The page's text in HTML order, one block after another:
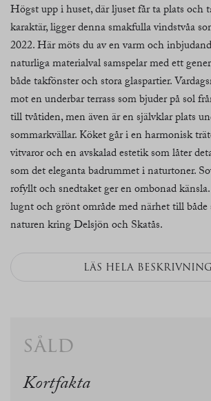
Högst upp i huset, där ljuset får ta plats och
karaktär, ligger denna smakfulla vindstvåa
2022. Här möts du av en varm och
naturliga materialval samspelar med ett
både takfönster och stora glaspartier.
mot en underbar terrass som bjuder på sol
till tvåtiden, men även är en självklar plats
sommarkvällar. Köket går i en harmonisk
vitvaror och en avskalad estetik som låter
som det eleganta badrummet i naturtoner.
rofyllt och snedtaket ger en ombonad
lugnt och grönt område med närhet till både
naturen kring Delsjön och Skatås.
LÄS HELA
såld
Kortfakta